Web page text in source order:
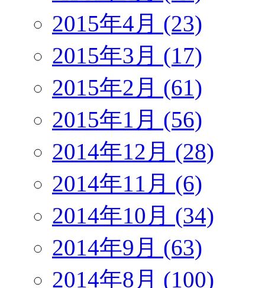
2015年4月 (23)
2015年3月 (17)
2015年2月 (61)
2015年1月 (56)
2014年12月 (28)
2014年11月 (6)
2014年10月 (34)
2014年9月 (63)
2014年8月 (100)